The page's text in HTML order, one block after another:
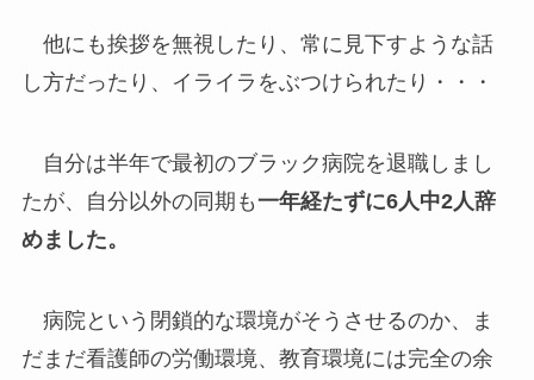
他にも挨拶を無視したり、常に見下すような話
し方だったり、イライラをぶつけられたり・・・
自分は半年で最初のブラック病院を退職しまし
たが、自分以外の同期も一年経たずに6人中2人辞
めました。
病院という閉鎖的な環境がそうさせるのか、ま
だまだ看護師の労働環境、教育環境には完全の余